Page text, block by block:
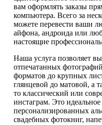
вам оформлять заказы
компьютера. Всего за
можете перевести ваши
айфона, андроида или
настоящие
Наша услуга позволяет
отпечатанных
форматов до крупных
глянцевой до матовой, а
то классический или
инстаграм. Это
персонализированных
свадебных фотокниг,